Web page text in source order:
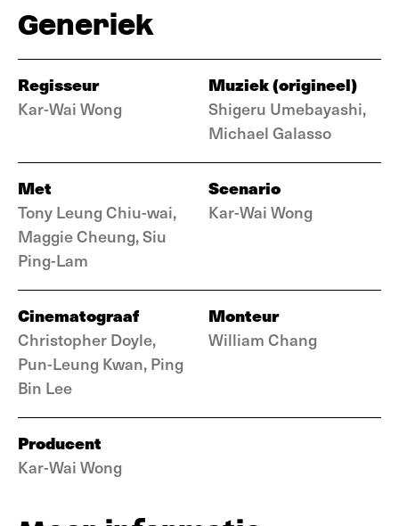
Generiek
Regisseur
Kar-Wai Wong
Muziek (origineel)
Shigeru Umebayashi,
Michael Galasso
Met
Tony Leung Chiu-wai,
Maggie Cheung, Siu
Ping-Lam
Scenario
Kar-Wai Wong
Cinematograaf
Christopher Doyle,
Pun-Leung Kwan, Ping
Bin Lee
Monteur
William Chang
Producent
Kar-Wai Wong